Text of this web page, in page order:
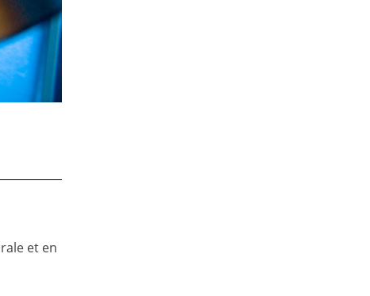
et en